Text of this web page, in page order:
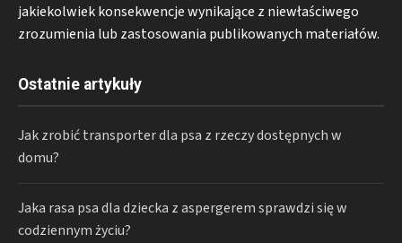
jakiekolwiek konsekwencje wynikające z niewłaściwego
zrozumienia lub zastosowania publikowanych materiałów.
Ostatnie artykuły
Jak zrobić transporter dla psa z rzeczy dostępnych w
domu?
Jaka rasa psa dla dziecka z aspergerem sprawdzi się w
codziennym życiu?